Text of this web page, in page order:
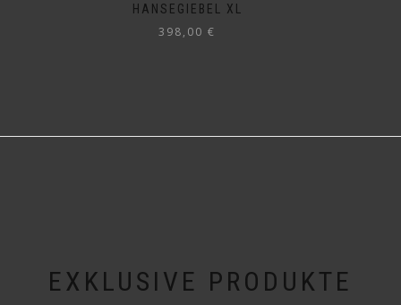
HANSEGIEBEL XL
398,00 €
EXKLUSIVE PRODUKTE